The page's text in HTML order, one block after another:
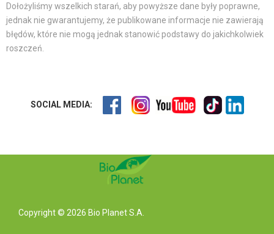
Dołożyliśmy wszelkich starań, aby powyższe dane były poprawne,
jednak nie gwarantujemy, że publikowane informacje nie zawierają
błędów, które nie mogą jednak stanowić podstawy do jakichkolwiek
roszczeń.
SOCIAL MEDIA:
Copyright © 2026 Bio Planet S.A.